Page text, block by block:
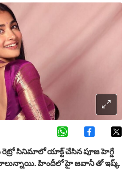
సినిమాలో యాక్ట్ చేసిన పూజ హెగ్డే
హిందీలో హై జవానీ తో ఇష్క్